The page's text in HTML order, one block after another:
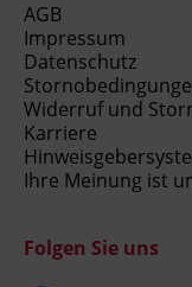
AGB
Impressum
Datenschutz
Widerruf und
Karriere
Ihre Meinung ist
Folgen Sie uns